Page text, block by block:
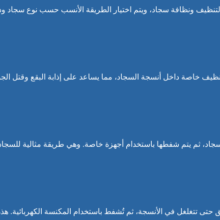
ونظافة سجاد، ويتم اختيار الطريقة الأنسب حسب نوع سجاد
خاصة داخل أنسجة السجاد، مما يساعد على إذابة البقع وقتل
ثم يتم شفطها باستخدام أجهزة خاصة. وهي طريقة مثالية
تتغلغل في الأنسجة، ثم تُشفط باستخدام المكنسة الكهربائية.